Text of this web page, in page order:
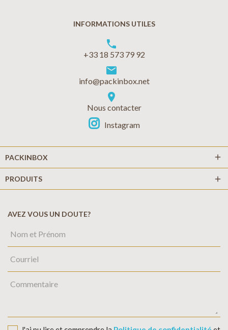
INFORMATIONS UTILES
phone
+33 18 573 79 92
markunread
info@packinbox.net
location_on
Nous contacter
Instagram
PACKINBOX add
PRODUITS add
AVEZ VOUS UN DOUTE?